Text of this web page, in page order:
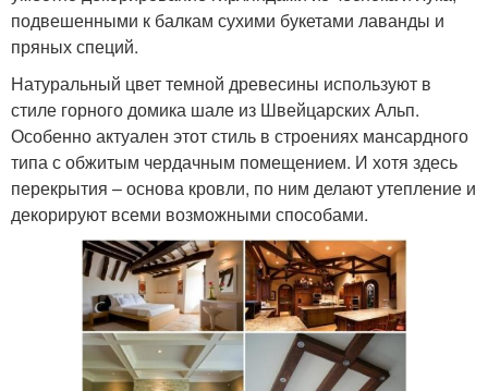
подвешенными к балкам сухими букетами лаванды и
пряных специй.
Натуральный цвет темной древесины используют в
стиле горного домика шале из Швейцарских Альп.
Особенно актуален этот стиль в строениях мансардного
типа с обжитым чердачным помещением. И хотя здесь
перекрытия – основа кровли, по ним делают утепление и
декорируют всеми возможными способами.